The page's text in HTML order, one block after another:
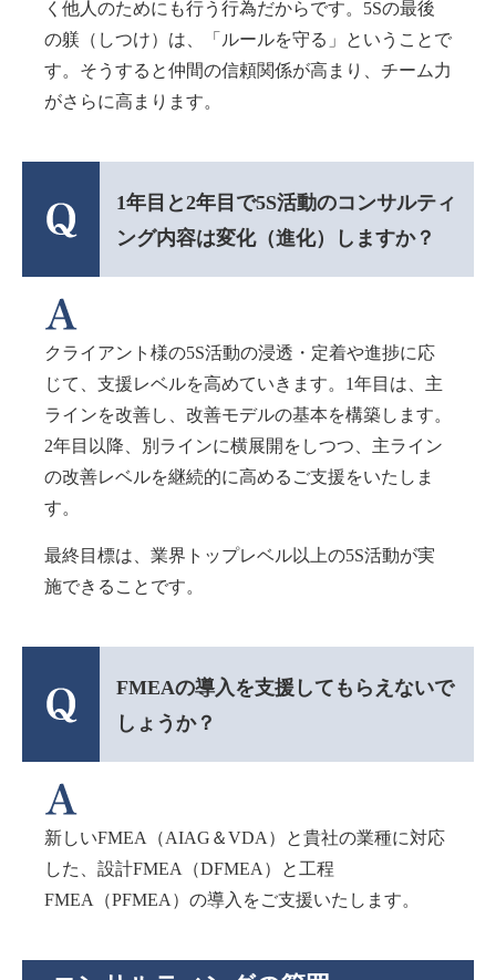
く他人のためにも行う行為だからです。5Sの最後
の躾（しつけ）は、「ルールを守る」ということで
す。そうすると仲間の信頼関係が高まり、チーム力
がさらに高まります。
1年目と2年目で5S活動のコンサルティ
ング内容は変化（進化）しますか？
クライアント様の5S活動の浸透・定着や進捗に応
じて、支援レベルを高めていきます。1年目は、主
ラインを改善し、改善モデルの基本を構築します。
2年目以降、別ラインに横展開をしつつ、主ライン
の改善レベルを継続的に高めるご支援をいたしま
す。
最終目標は、業界トップレベル以上の5S活動が実
施できることです。
FMEAの導入を支援してもらえないで
しょうか？
新しいFMEA（AIAG＆VDA）と貴社の業種に対応
した、設計FMEA（DFMEA）と工程
FMEA（PFMEA）の導入をご支援いたします。